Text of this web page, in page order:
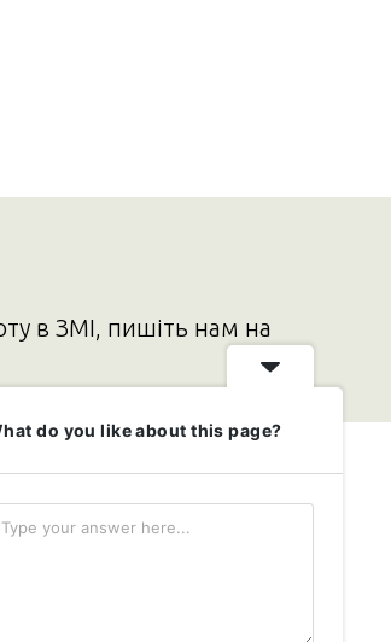
в ЗМІ, пишіть нам на
свою новину
публікуються безкоштовно
do you like about this page?